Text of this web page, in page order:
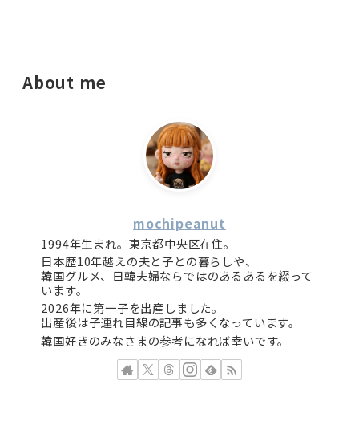
About me
mochipeanut
1994年生まれ。東京都中央区在住。
日本歴10年越えの夫と子との暮らしや、
韓国グルメ、日韓夫婦ならではのあるあるを綴って
います。
2026年に第一子を出産しました。
出産後は子連れ目線の記事も多くなっています。
韓国好きのみなさまの参考になれば幸いです。